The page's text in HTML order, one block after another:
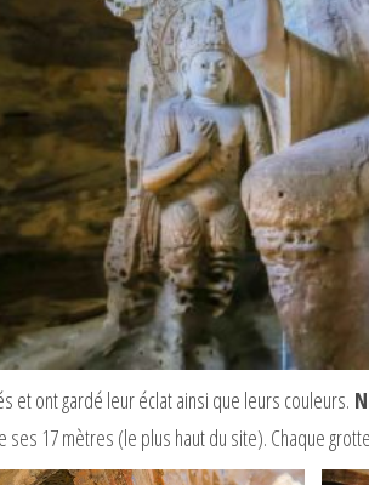
et ont gardé leur éclat ainsi que leurs couleurs.
ses 17 mètres (le plus haut du site). Chaque